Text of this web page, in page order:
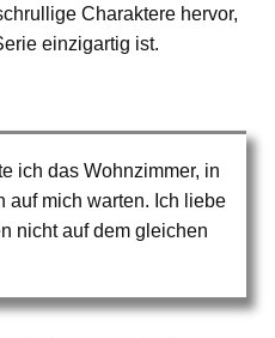
Charaktere hervor,
einzigartig ist.
ich das Wohnzimmer, in
auf mich warten. Ich liebe
nicht auf dem gleichen